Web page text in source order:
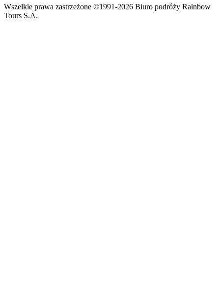
Wszelkie prawa zastrzeżone ©1991-2026 Biuro podróży Rainbow
Tours S.A.